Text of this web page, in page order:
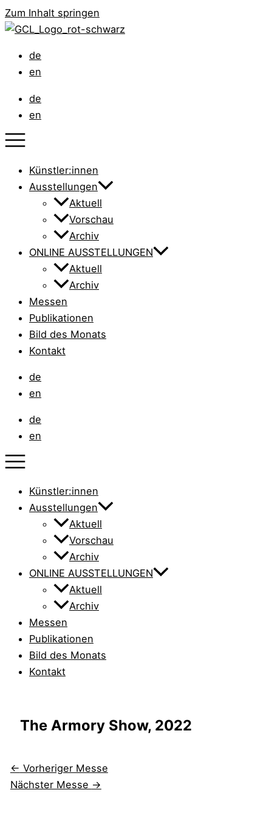
Zum Inhalt springen
de
en
de
en
Künstler:innen
Ausstellungen
Aktuell
Vorschau
Archiv
ONLINE AUSSTELLUNGEN
Aktuell
Archiv
Messen
Publikationen
Bild des Monats
Kontakt
de
en
de
en
Künstler:innen
Ausstellungen
Aktuell
Vorschau
Archiv
ONLINE AUSSTELLUNGEN
Aktuell
Archiv
Messen
Publikationen
Bild des Monats
Kontakt
The Armory Show, 2022
← Vorheriger Messe
Nächster Messe →